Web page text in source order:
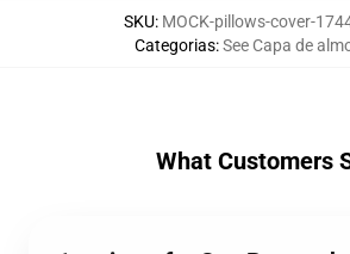
SKU: MOCK-pillows-cover-
Categorias:See Capa de
What Customers